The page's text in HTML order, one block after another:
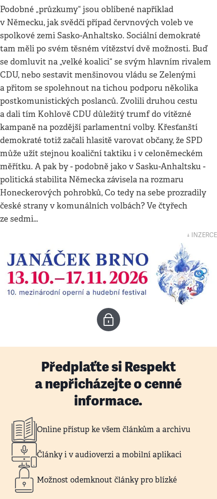
Podobné „průzkumy“ jsou oblíbené například
v Německu, jak svědčí případ červnových voleb ve
spolkové zemi Sasko-Anhaltsko. Sociální demokraté
tam měli po svém těsném vítězství dvě možnosti. Buď
se domluvit na „velké koalici“ se svým hlavním rivalem
CDU, nebo sestavit menšinovou vládu se Zelenými
a přitom se spolehnout na tichou podporu několika
postkomunistických poslanců. Zvolili druhou cestu
a dali tím Kohlově CDU důležitý trumf do vítězné
kampaně na pozdější parlamentní volby. Křesťanští
demokraté totiž začali hlasitě varovat občany, že SPD
může užít stejnou koaliční taktiku i v celoněmeckém
měřítku. A pak by - podobně jako v Sasku-Anhaltsku -
politická stabilita Německa závisela na rozmaru
Honeckerových pohrobků, Co tedy na sebe prozradily
české strany v komunálních volbách? Ve čtyřech
ze sedmi…
↓ INZERCE
Předplaťte si Respekt
a nepřicházejte o cenné
informace.
Online přístup ke všem článkům a archivu
Články i v audioverzi a mobilní aplikaci
Možnost odemknout články pro blízké